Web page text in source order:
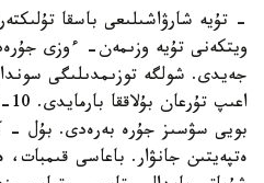
- تۇيە شارۋاشىلىعى باسقا
ويتكەنى تۇيە وزىمەن- ءوزى
جەيدى. شولگە توزىمدىلىگى
بويى سۋسىز جۇرە بەرەدى. بۇل
ەتپەيتىن جانۋار. باعاسى